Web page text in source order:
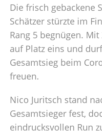
Die frisch gebackene
Schätzer stürzte im
Rang 5 begnügen.
auf Platz eins und
Gesamtsieg beim
freuen.
Nico Juritsch stand
Gesamtsieger fest,
eindrucksvollen Run